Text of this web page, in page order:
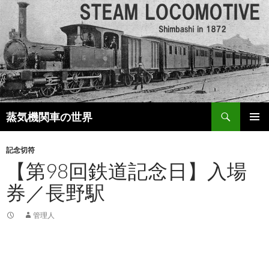
蒸気機関車の世界
索
テ
へ
移
動
記念切符
【第98回鉄道記念日】入場
券／長野駅
管理人